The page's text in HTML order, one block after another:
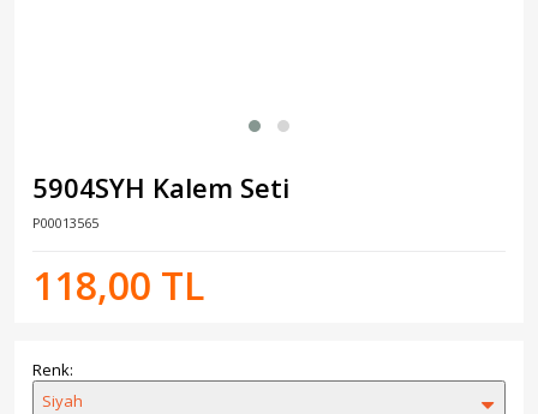
5904SYH Kalem Seti
P00013565
118,00 TL
Renk:
Siyah